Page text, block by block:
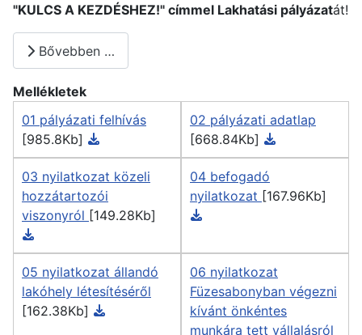
"KULCS A KEZDÉSHEZ!" címmel Lakhatási pályázatát!
Bővebben …
Mellékletek
01 pályázati felhívás
[985.8Kb]
02 pályázati adatlap
[668.84Kb]
03 nyilatkozat közeli
hozzátartozói
viszonyról [149.28Kb]
04 befogadó
nyilatkozat [167.96Kb]
05 nyilatkozat állandó
lakóhely létesítéséről
[162.38Kb]
06 nyilatkozat
Füzesabonyban végezni
kívánt önkéntes
munkára tett vállalásról